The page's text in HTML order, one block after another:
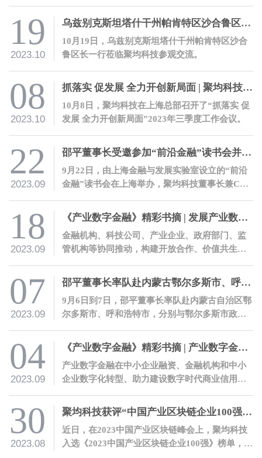
19
2023.10
乌兹别克斯坦塔什干州帕肯特区沙合鲁区长一行莅临聚均科技参观交流
10月19日，乌兹别克斯坦塔什干州帕肯特区沙合
鲁区长一行莅临聚均科技参观交流。
08
2023.10
抓落实 促发展 全力开创新局面 | 聚均科技召开2023年三季度工作会议
10月8日，聚均科技在上海总部召开了“抓落实 促
发展 全力开创新局面”2023年三季度工作会议。
22
2023.09
邵平董事长受邀参加“前沿金融”读书会并发表主题演讲
9月22日，由上海金融与发展实验室设立的“前沿
金融”读书会在上海举办，聚均科技董事长兼CEO
进行主题发言。
18
2023.09
《产业数字金融》精彩书摘 | 发展产业数字金融的十条建议
金融机构、科技公司、产业企业、政府部门、监
管机构等协同推动，构建开放合作、价值共生的
07
2023.09
邵平董事长率队赴内蒙古鄂尔多斯市、呼和浩特市，与当地政府机构、金融机构、地方企业开展交流
9月6日到7日，邵平董事长率队赴内蒙古自治区鄂
尔多斯市、呼和浩特市，分别与鄂尔多斯市政府
联合社座谈交流，并参观调研了国能互通企业光
伏发电基地、罕台川北站煤炭物流园，及鄂尔多
斯市人才科创中心。
04
2023.09
《产业数字金融》精彩书摘 | 产业数字金融七大价值
产业数字金融在中小企业融资、金融机构和中小
企业数字化转型、助力建设数字时代商业信用体
有着巨大的价值。
30
2023.08
聚均科技获评“中国产业区块链企业100强”并荣获“产业区块链典型案例奖”
近日，在2023中国产业区块链峰会上，聚均科技
入选《2023中国产业区块链企业100强》榜单，公